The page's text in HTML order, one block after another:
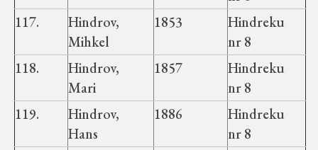
117.
Hindrov,
Mihkel
1853
Hindreku
nr 8
118.
Hindrov,
Mari
1857
Hindreku
nr 8
119.
Hindrov,
Hans
1886
Hindreku
nr 8